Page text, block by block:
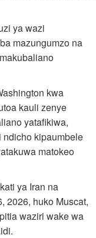
ya wazi
mazungumzo na
kwa
kauli zenye
yatafikiwa,
ndicho kipaumbele
matokeo
ya Iran na
2026, huko Muscat,
waziri wake wa